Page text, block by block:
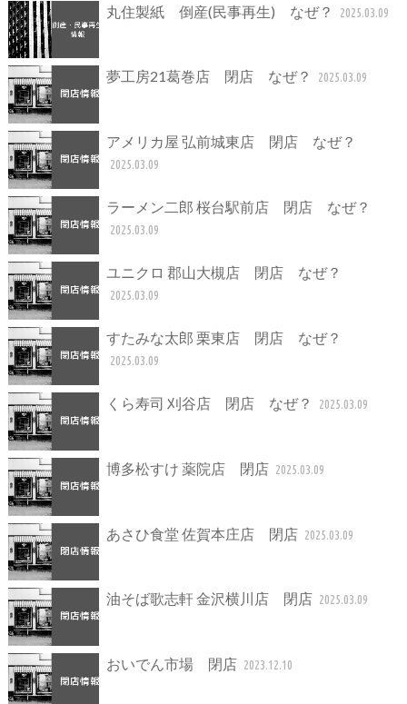
丸住製紙 倒産(民事再生) なぜ？ 2025.03.09
夢工房21葛巻店 閉店 なぜ？ 2025.03.09
アメリカ屋 弘前城東店 閉店 なぜ？
2025.03.09
ラーメン二郎 桜台駅前店 閉店 なぜ？
2025.03.09
ユニクロ 郡山大槻店 閉店 なぜ？
2025.03.09
すたみな太郎 栗東店 閉店 なぜ？
2025.03.09
くら寿司 刈谷店 閉店 なぜ？ 2025.03.09
博多松すけ 薬院店 閉店 2025.03.09
あさひ食堂 佐賀本庄店 閉店 2025.03.09
油そば歌志軒 金沢横川店 閉店 2025.03.09
おいでん市場 閉店 2023.12.10